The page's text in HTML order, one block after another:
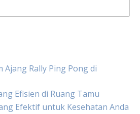
Rally Ping Pong di
Efisien di Ruang Tamu
Efektif untuk Kesehatan Anda